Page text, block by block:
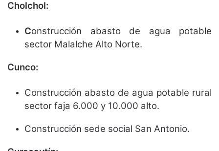
Cholchol:
Construcción abasto de agua potable
sector Malalche Alto Norte.
Cunco:
Construcción abasto de agua potable rural
sector faja 6.000 y 10.000 alto.
Construcción sede social San Antonio.